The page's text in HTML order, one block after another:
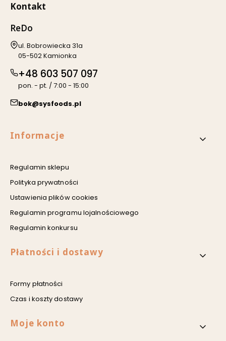
Kontakt
ReDo
Adres:
ul. Bobrowiecka 31a
05-502 Kamionka
+48 603 507 097
pon. - pt. / 7:00 - 15:00
bok@sysfoods.pl
Linki w stopce
Informacje
Regulamin sklepu
Polityka prywatności
Ustawienia plików cookies
Regulamin programu lojalnościowego
Regulamin konkursu
Płatności i dostawy
Formy płatności
Czas i koszty dostawy
Moje konto